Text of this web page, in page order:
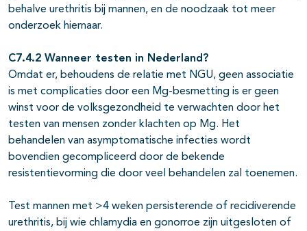
behalve urethritis bij mannen, en de noodzaak tot meer
onderzoek hiernaar.
C7.4.2 Wanneer testen in Nederland?
Omdat er, behoudens de relatie met NGU, geen associatie
is met complicaties door een Mg-besmetting is er geen
winst voor de volksgezondheid te verwachten door het
testen van mensen zonder klachten op Mg. Het
behandelen van asymptomatische infecties wordt
bovendien gecompliceerd door de bekende
resistentievorming die door veel behandelen zal toenemen.
Test mannen met >4 weken persisterende of recidiverende
urethritis, bij wie chlamydia en gonorroe zijn uitgesloten of